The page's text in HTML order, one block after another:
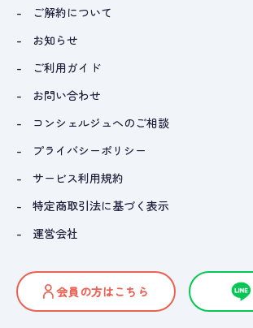
ご解約について
お知らせ
ご利用ガイド
お問い合わせ
コンシェルジュへのご相談
プライバシーポリシー
サービス利用規約
特定商取引法に基づく表示
運営会社
会員の方はこちら